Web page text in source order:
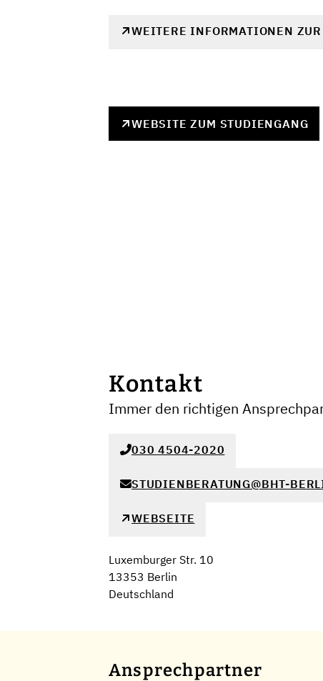
WEITERE INFORMATIONEN
WEBSITE ZUM STUDIENGANG
Kontakt
Immer den richtigen
030 4504-2020
STUDIENBERATUNG@BHT-
WEBSEITE
Luxemburger Str. 10
13353 Berlin
Deutschland
Ansprechpartner